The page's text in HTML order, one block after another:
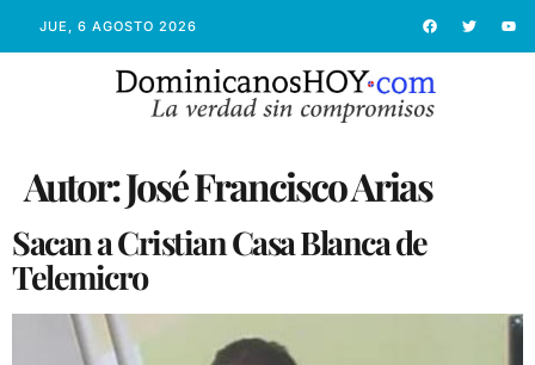
JUE, 6 AGOSTO 2026
Autor:José Francisco Arias
Sacan a Cristian Casa Blanca de
Telemicro